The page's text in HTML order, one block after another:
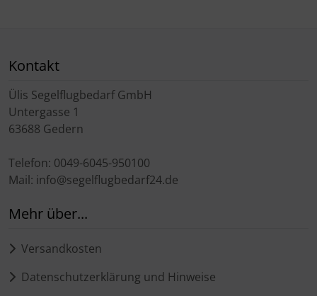
Kontakt
Ülis Segelflugbedarf GmbH
Untergasse 1
63688 Gedern
Telefon: 0049-6045-950100
Mail: info@segelflugbedarf24.de
Mehr über...
Versandkosten
Datenschutzerklärung und Hinweise